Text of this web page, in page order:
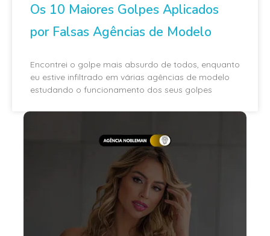
Os 10 Maiores Golpes Aplicados
por Falsas Agências de Modelo
Encontrei o golpe mais absurdo de todos, enquanto
eu estive infiltrado em várias agências de modelo
estudando o funcionamento dos seus golpes